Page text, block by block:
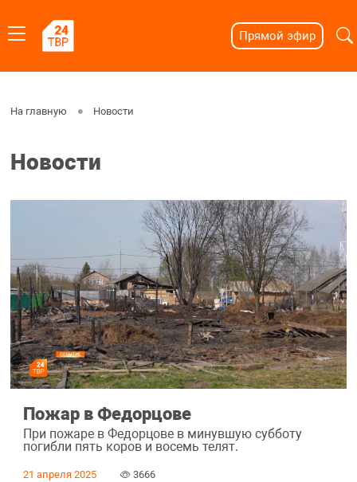
Прямой эфир
На главную Новости
Новости
Пожар в Федорцове
При пожаре в Федорцове в минувшую субботу
погибли пять коров и восемь телят.
21 апреля 2025 3666